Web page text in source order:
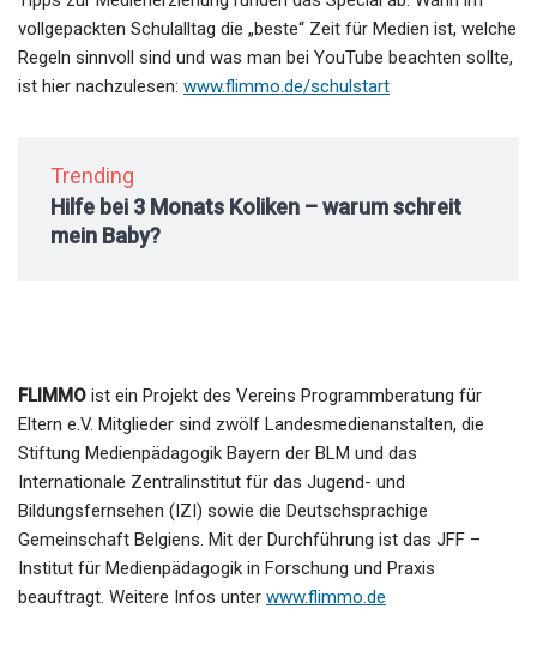
vollgepackten Schulalltag die „beste“ Zeit für Medien ist, welche
Regeln sinnvoll sind und was man bei YouTube beachten sollte,
ist hier nachzulesen: www.flimmo.de/schulstart
Trending
Hilfe bei 3 Monats Koliken – warum schreit
mein Baby?
FLIMMO ist ein Projekt des Vereins Programmberatung für
Eltern e.V. Mitglieder sind zwölf Landesmedienanstalten, die
Stiftung Medienpädagogik Bayern der BLM und das
Internationale Zentralinstitut für das Jugend- und
Bildungsfernsehen (IZI) sowie die Deutschsprachige
Gemeinschaft Belgiens. Mit der Durchführung ist das JFF –
Institut für Medienpädagogik in Forschung und Praxis
beauftragt. Weitere Infos unter www.flimmo.de